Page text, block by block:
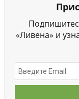
«Ливена» и